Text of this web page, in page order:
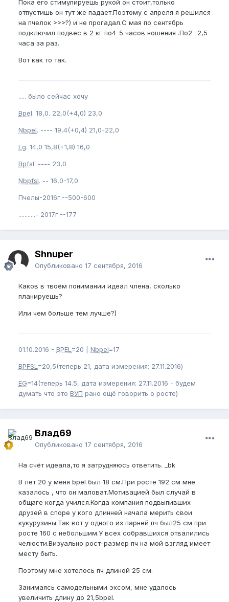
Пока его стимулируешь рукой он стоит,только
отпустишь он тут же падает.Поэтому с апреля я решился
на пчелок >>>?) и не прогадал.С мая по сентябрь
подключил подвес в 2 кг по4-5 часов ношения .По2 -2,5
часа за раз.
Вот как то так.
..... было сейчас хочу
Bpel. 18,0. 22,0(+4,0) 23,0
Nbpel. ---- 19,4(+0,4) 21,0-22,0
Eg. 14,0 15,8(+1,8) 16,0
Bpfsl. ---- 23,0
Nbpfsl. -- 16,0-17,0
Пчелы-2016г.--500-600
...........- 2017г.--177
Shnuper
Опубликовано 17 сентября, 2016
Каков в твоём понимании идеал члена, сколько
планируешь?
Или чем больше тем лучше?)
01.10.2016 - BPEL =20 | Nbpel=17
BPFSL =20,5(теперь 21, дата измерения: 27.11.2016)
EG=14(теперь 14.5, дата измерения: 27.11.2016 - будем
думать что это ВУП рано ещё говорить о росте)
Влад69
Опубликовано 17 сентября, 2016
На счёт идеала,то я затрудняюсь ответить. _bk
В лет 20 у меня bpel был 18 см.При росте 192 см мне
казалось , что он маловат.Мотивацией был случай в
общаге когда учился.Когда компания подвыпивших
друзей в споре у кого длинней начала мерить свои
кукурузины.Так вот у одного из парней пч был25 см при
росте 160 с небольшим.У всех собравшихся отвалились
челюсти.Визуально рост-размер пч на мой взгляд имеет
месту быть.
Поэтому мне хотелось пч длиной 25 см.
Занимаясь самодельными эксом, мне удалось
увеличить длину до 21,5bpel.